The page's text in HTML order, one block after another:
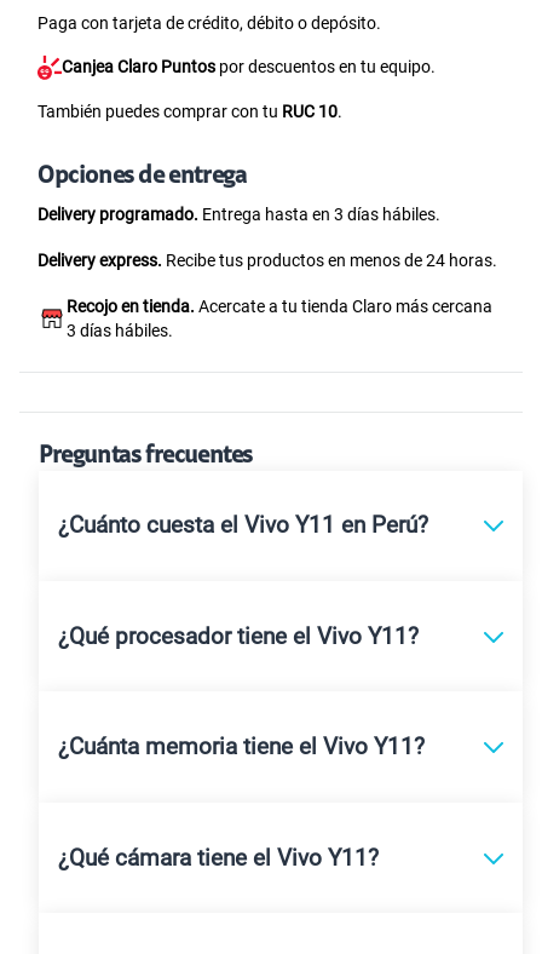
Paga con tarjeta de crédito, débito o depósito.
Canjea Claro Puntos por descuentos en tu equipo.
También puedes comprar con tu RUC 10.
Opciones de entrega
Delivery programado. Entrega hasta en 3 días hábiles.
Delivery express. Recibe tus productos en menos de 24 horas.
Recojo en tienda. Acercate a tu tienda Claro más cercana
3 días hábiles.
Preguntas frecuentes
¿Cuánto cuesta el Vivo Y11 en Perú?
¿Qué procesador tiene el Vivo Y11?
¿Cuánta memoria tiene el Vivo Y11?
¿Qué cámara tiene el Vivo Y11?